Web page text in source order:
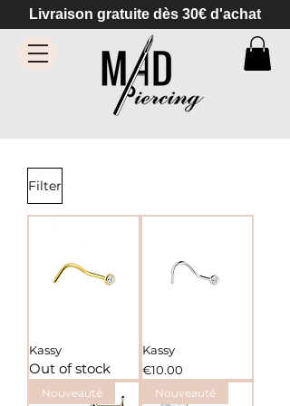
Livraison gratuite dès 30€ d'achat
Filter
Kassy
Out of stock
Kassy
Price
€10.00
Nouveauté Nouveauté